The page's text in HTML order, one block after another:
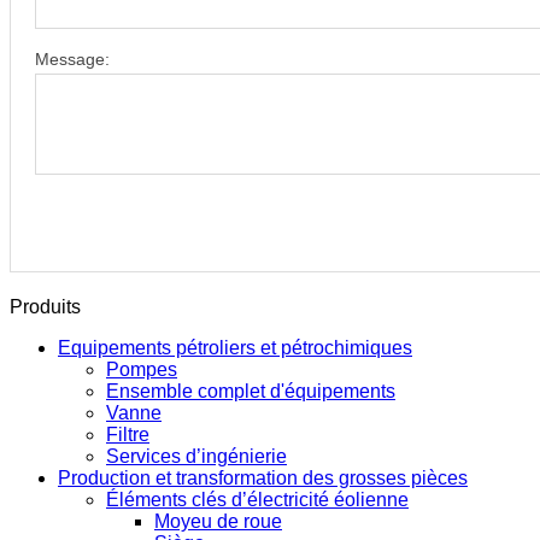
Message:
Produits
Equipements pétroliers et pétrochimiques
Pompes
Ensemble complet d'équipements
Vanne
Filtre
Services d’ingénierie
Production et transformation des grosses pièces
Éléments clés d’électricité éolienne
Moyeu de roue